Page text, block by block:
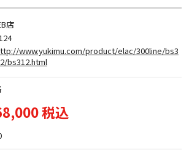
店
www.yukimu.com/product/elac/300line/bs3
bs312.html
税込